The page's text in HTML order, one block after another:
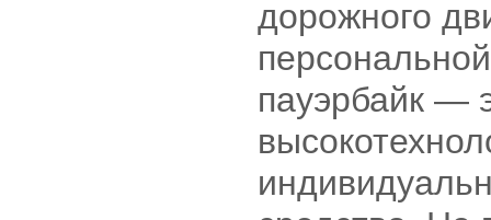
дорожного
пауэрбайк —